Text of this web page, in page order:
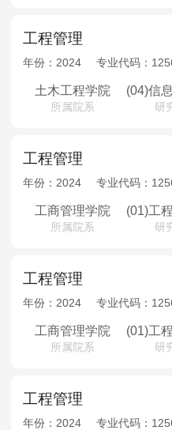
工程管理
年份： 2024 专业代码：
土木工程学院
所属院系 研
工程管理
年份： 2024 专业代码：
工商管理学院
所属院系 研
工程管理
年份： 2024 专业代码：
工商管理学院
所属院系 研
工程管理
年份： 2024 专业代码：